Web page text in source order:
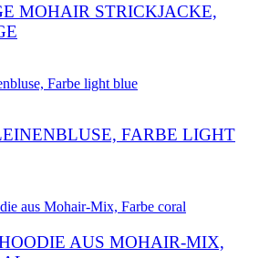
MOHAIR STRICKJACKE,
FARBE LIGHT
AUS MOHAIR-MIX,